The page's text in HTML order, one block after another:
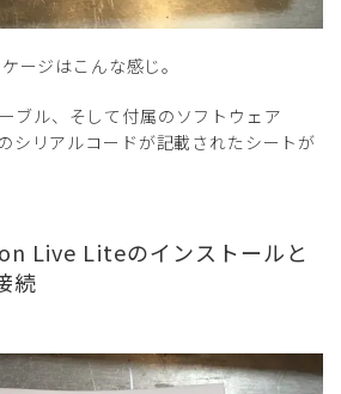
ージはこんな感じ。
ブル、そして付属のソフトウェア
シリアルコードが記載されたシートが
Live Liteのインストールと
続